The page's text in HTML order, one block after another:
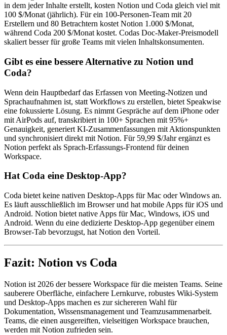
in dem jeder Inhalte erstellt, kosten Notion und Coda gleich viel mit
100 $/Monat (jährlich). Für ein 100-Personen-Team mit 20
Erstellern und 80 Betrachtern kostet Notion 1.000 $/Monat,
während Coda 200 $/Monat kostet. Codas Doc-Maker-Preismodell
skaliert besser für große Teams mit vielen Inhaltskonsumenten.
Gibt es eine bessere Alternative zu Notion und
Coda?
Wenn dein Hauptbedarf das Erfassen von Meeting-Notizen und
Sprachaufnahmen ist, statt Workflows zu erstellen, bietet Speakwise
eine fokussierte Lösung. Es nimmt Gespräche auf dem iPhone oder
mit AirPods auf, transkribiert in 100+ Sprachen mit 95%+
Genauigkeit, generiert KI-Zusammenfassungen mit Aktionspunkten
und synchronisiert direkt mit Notion. Für 59,99 $/Jahr ergänzt es
Notion perfekt als Sprach-Erfassungs-Frontend für deinen
Workspace.
Hat Coda eine Desktop-App?
Coda bietet keine nativen Desktop-Apps für Mac oder Windows an.
Es läuft ausschließlich im Browser und hat mobile Apps für iOS und
Android. Notion bietet native Apps für Mac, Windows, iOS und
Android. Wenn du eine dedizierte Desktop-App gegenüber einem
Browser-Tab bevorzugst, hat Notion den Vorteil.
Fazit: Notion vs Coda
Notion ist 2026 der bessere Workspace für die meisten Teams. Seine
sauberere Oberfläche, einfachere Lernkurve, robustes Wiki-System
und Desktop-Apps machen es zur sichereren Wahl für
Dokumentation, Wissensmanagement und Teamzusammenarbeit.
Teams, die einen ausgereiften, vielseitigen Workspace brauchen,
werden mit Notion zufrieden sein.